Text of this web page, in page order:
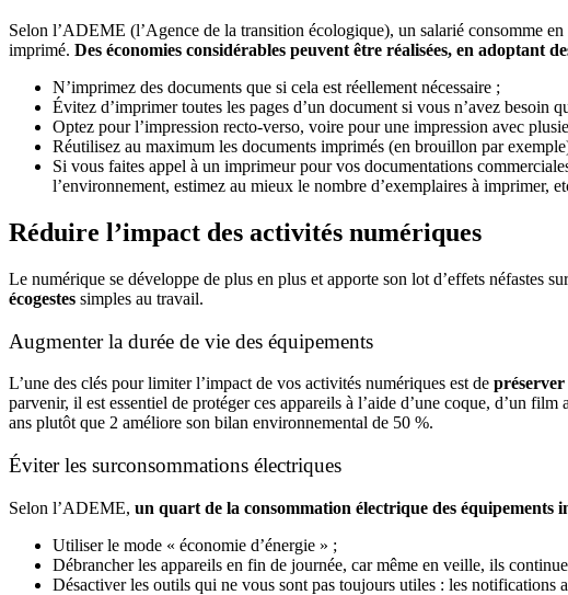
Selon l’ADEME (l’Agence de la transition écologique), un salarié consomme
imprimé. Des économies considérables peuvent être réalisées, en adoptant
N’imprimez des documents que si cela est réellement nécessaire ;
Évitez d’imprimer toutes les pages d’un document si vous n’avez besoin
Optez pour l’impression recto-verso, voire pour une impression avec
Réutilisez au maximum les documents imprimés (en brouillon par
Si vous faites appel à un imprimeur pour vos documentations
l’environnement, estimez au mieux le nombre d’exemplaires à imprimer,
Réduire l’impact des activités numériques
Le numérique se développe de plus en plus et apporte son lot d’effets néfastes
écogestes simples au travail.
Augmenter la durée de vie des équipements
L’une des clés pour limiter l’impact de vos activités numériques est de préserver
parvenir, il est essentiel de protéger ces appareils à l’aide d’une coque, d’un
ans plutôt que 2 améliore son bilan environnemental de 50 %.
Éviter les surconsommations électriques
Selon l’ADEME, un quart de la consommation électrique des équipements
Utiliser le mode « économie d’énergie » ;
Débrancher les appareils en fin de journée, car même en veille, ils
Désactiver les outils qui ne vous sont pas toujours utiles : les notifications